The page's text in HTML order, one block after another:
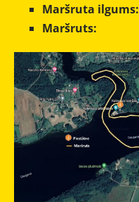
Maršruta ilgums:
Maršruts: